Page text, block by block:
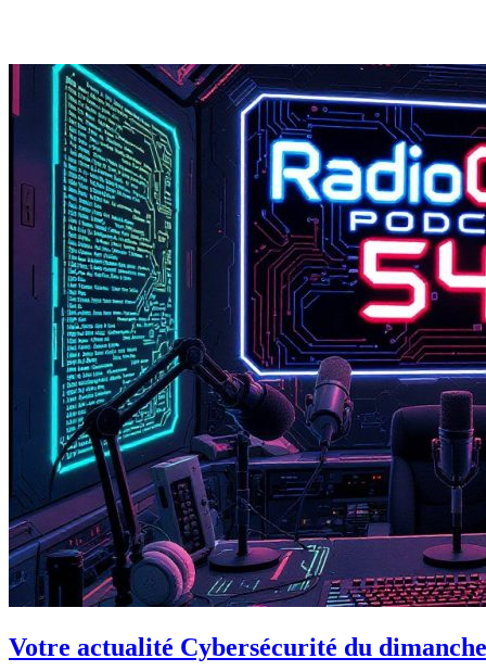
Votre actualité Cybersécurité du